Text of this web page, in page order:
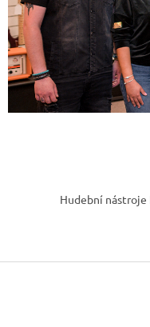
í
Hudební nástroje